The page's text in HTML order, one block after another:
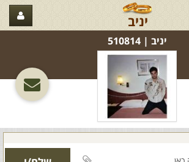
יניב
יניב‏ | 510814